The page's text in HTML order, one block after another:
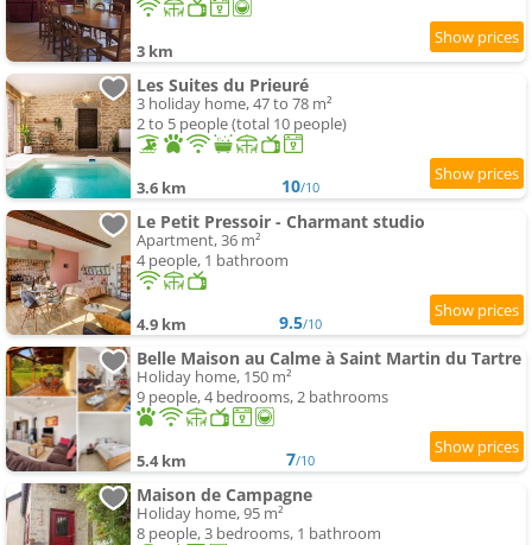
3 km
Les Suites du Prieuré
3 holiday home, 47 to 78 m²
2 to 5 people (total 10 people)
3.6 km 10/10
Le Petit Pressoir - Charmant studio
Apartment, 36 m²
4 people, 1 bathroom
4.9 km 9.5/10
Belle Maison au Calme à Saint Martin du Tartre
Holiday home, 150 m²
9 people, 4 bedrooms, 2 bathrooms
5.4 km 7/10
Maison de Campagne
Holiday home, 95 m²
8 people, 3 bedrooms, 1 bathroom